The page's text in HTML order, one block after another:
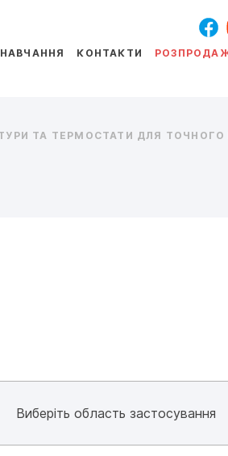
НАВЧАННЯ КОНТАКТИ
ТА ТЕРМОСТАТИ ДЛЯ